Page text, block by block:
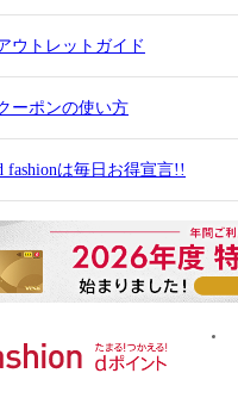
ウトレットガイド
ーポンの使い方
fashionは毎日お得宣言!!